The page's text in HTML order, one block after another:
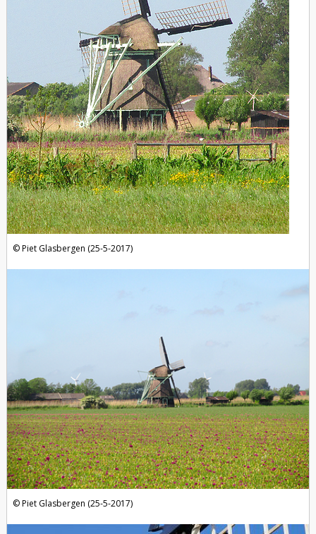
Piet Glasbergen (25-5-2017)
Piet Glasbergen (25-5-2017)